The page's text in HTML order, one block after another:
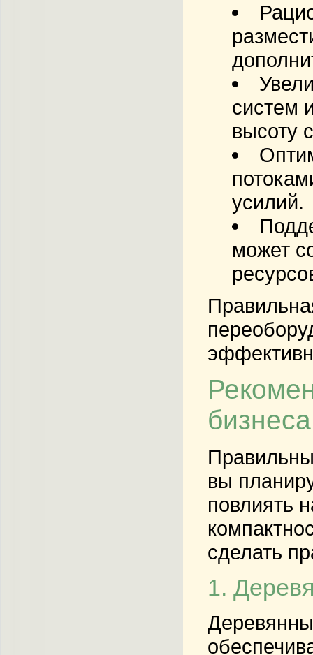
систем
высоту
усилий.
может
бизнеса
вы
повлиять
сделать
1.